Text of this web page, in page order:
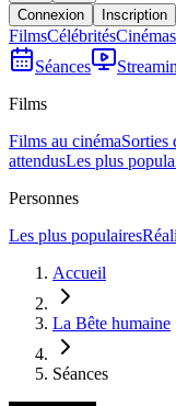
Connexion Inscription
FilmsCélébritésCinémas
Séances
Films
Films au cinémaSorties
attendusLes plus
Personnes
Les plus populaires
Accueil
La Bête humaine
Séances